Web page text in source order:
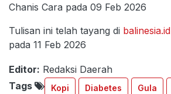
Chanis Cara pada 09 Feb 2026
Tulisan ini telah tayang di balinesia.id
pada 11 Feb 2026
Editor: Redaksi Daerah
Tags
Kopi Diabetes Gula